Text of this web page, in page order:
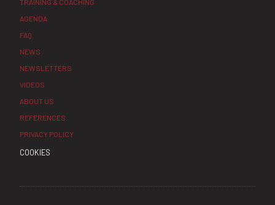
TRAINING & COACHING
AGENDA
FAQ
NEWS
NEWSLETTERS
VIDEOS
ABOUT US
REFERENCES
PRIVACY POLICY
COOKIES